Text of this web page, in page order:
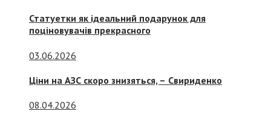
Статуетки як ідеальний подарунок для
поціновувачів прекрасного
03.06.2026
Ціни на АЗС скоро знизяться, – Свириденко
08.04.2026